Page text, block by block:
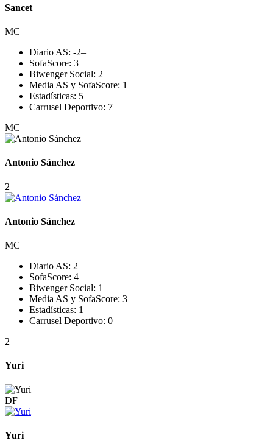
Sancet
MC
Diario AS: -2–
SofaScore: 3
Biwenger Social: 2
Media AS y SofaScore: 1
Estadísticas: 5
Carrusel Deportivo: 7
MC
Antonio Sánchez
2
Antonio Sánchez
MC
Diario AS: 2
SofaScore: 4
Biwenger Social: 1
Media AS y SofaScore: 3
Estadísticas: 1
Carrusel Deportivo: 0
2
Yuri
DF
Yuri